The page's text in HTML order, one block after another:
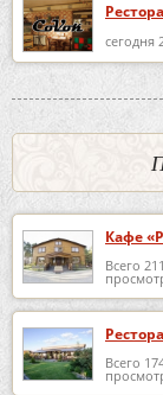
сегодня
Кафе
Всего
Всего